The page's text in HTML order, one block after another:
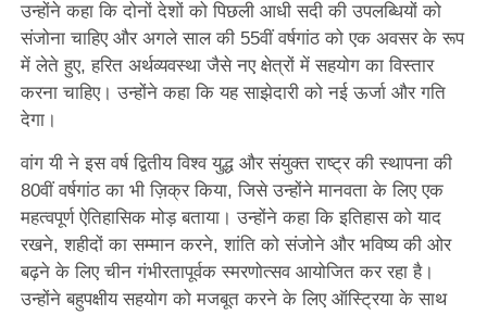
उन्होंने कहा कि दोनों देशों को पिछली आधी सदी की उपलब्धियों को
संजोना चाहिए और अगले साल की 55वीं वर्षगांठ को एक अवसर के रूप
में लेते हुए, हरित अर्थव्यवस्था जैसे नए क्षेत्रों में सहयोग का विस्तार
करना चाहिए। उन्होंने कहा कि यह साझेदारी को नई ऊर्जा और गति
देगा।
वांग यी ने इस वर्ष द्वितीय विश्व युद्ध और संयुक्त राष्ट्र की स्थापना की
80वीं वर्षगांठ का भी ज़िक्र किया, जिसे उन्होंने मानवता के लिए एक
महत्वपूर्ण ऐतिहासिक मोड़ बताया। उन्होंने कहा कि इतिहास को याद
रखने, शहीदों का सम्मान करने, शांति को संजोने और भविष्य की ओर
बढ़ने के लिए चीन गंभीरतापूर्वक स्मरणोत्सव आयोजित कर रहा है।
उन्होंने बहुपक्षीय सहयोग को मजबूत करने के लिए ऑस्ट्रिया के साथ